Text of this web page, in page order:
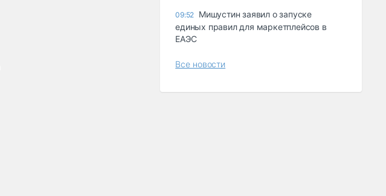
09:52 Мишустин заявил о запуске
единых правил для маркетплейсов в
ЕАЭС
Все новости